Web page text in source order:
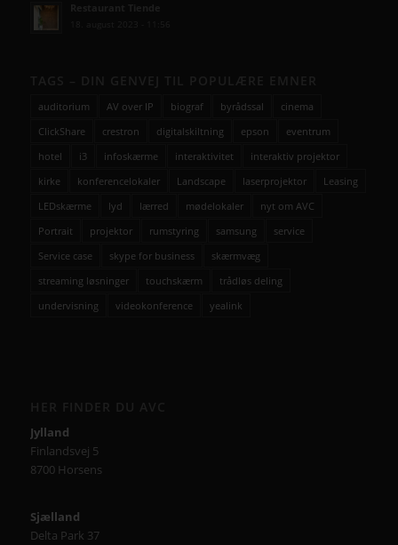
auditorium AV over IP biograf byrådssal
cinema
ClickShare
crestron digitalskiltning epson
eventrum
hotel
i3 infoskærme interaktivitet
interaktiv projektor
kirke
konferencelokaler Landscape laserprojektor
Leasing
LEDskærme
lyd lærred mødelokaler
nyt om AVC
Portrait
projektor rumstyring samsung
service
Service case
skype for business
skærmvæg
streaming løsninger
touchskærm
trådløs deling
undervisning
videokonference yealink
Jylland
Finlandsvej 5
8700 Horsens
Sjælland
Delta Park 37